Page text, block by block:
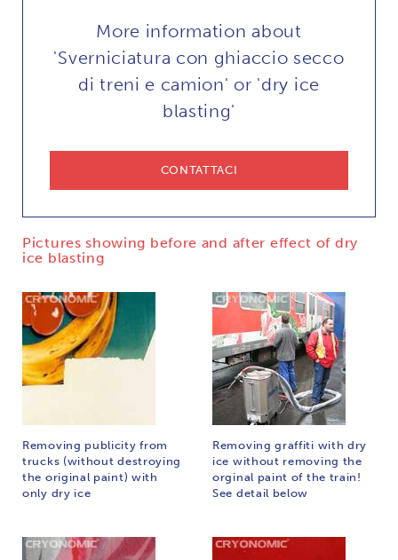
More information about
'Sverniciatura con ghiaccio secco
di treni e camion' or 'dry ice
blasting'
CONTATTACI
Pictures showing before and after effect of dry
ice blasting
Removing publicity from
trucks (without destroying
the original paint) with
only dry ice
Removing graffiti with dry
ice without removing the
orginal paint of the train!
See detail below